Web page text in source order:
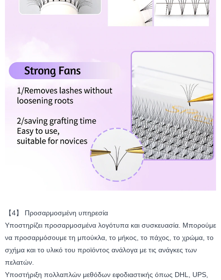
【4】 Προσαρμοσμένη υπηρεσία
Υποστηρίζει προσαρμοσμένα λογότυπα και συσκευασία. Μπορούμε
να προσαρμόσουμε τη μπούκλα, το μήκος, το πάχος, το χρώμα, το
σχήμα και το υλικό του προϊόντος ανάλογα με τις ανάγκες των
πελατών.
Υποστήριξη πολλαπλών μεθόδων εφοδιαστικής όπως DHL, UPS,